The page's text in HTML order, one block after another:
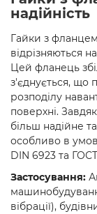
надійність
Гайки з
відрізняються
Цей фланець
з'єднується, що
розподілу
поверхні.
більш надійне
особливо в
DIN 6923 та
Застосування:
вібрації),